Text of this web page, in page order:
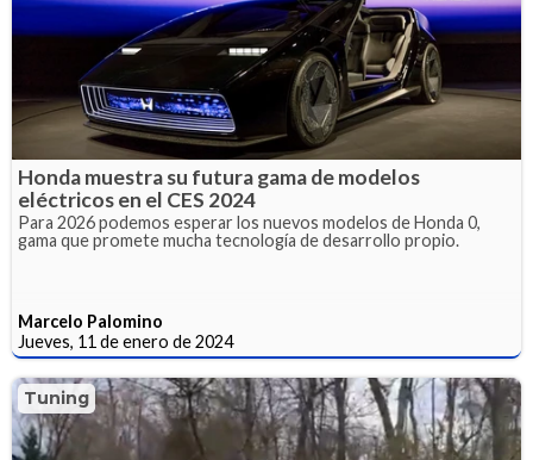
Honda muestra su futura gama de modelos
eléctricos en el CES 2024
Para 2026 podemos esperar los nuevos modelos de Honda 0,
gama que promete mucha tecnología de desarrollo propio.
Marcelo Palomino
Jueves, 11 de enero de 2024
Tuning